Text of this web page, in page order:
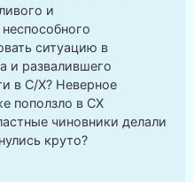
и
ситуацию в
и развалившего
в С/Х? Неверное
поползло в СХ
чиновники делали
круто?